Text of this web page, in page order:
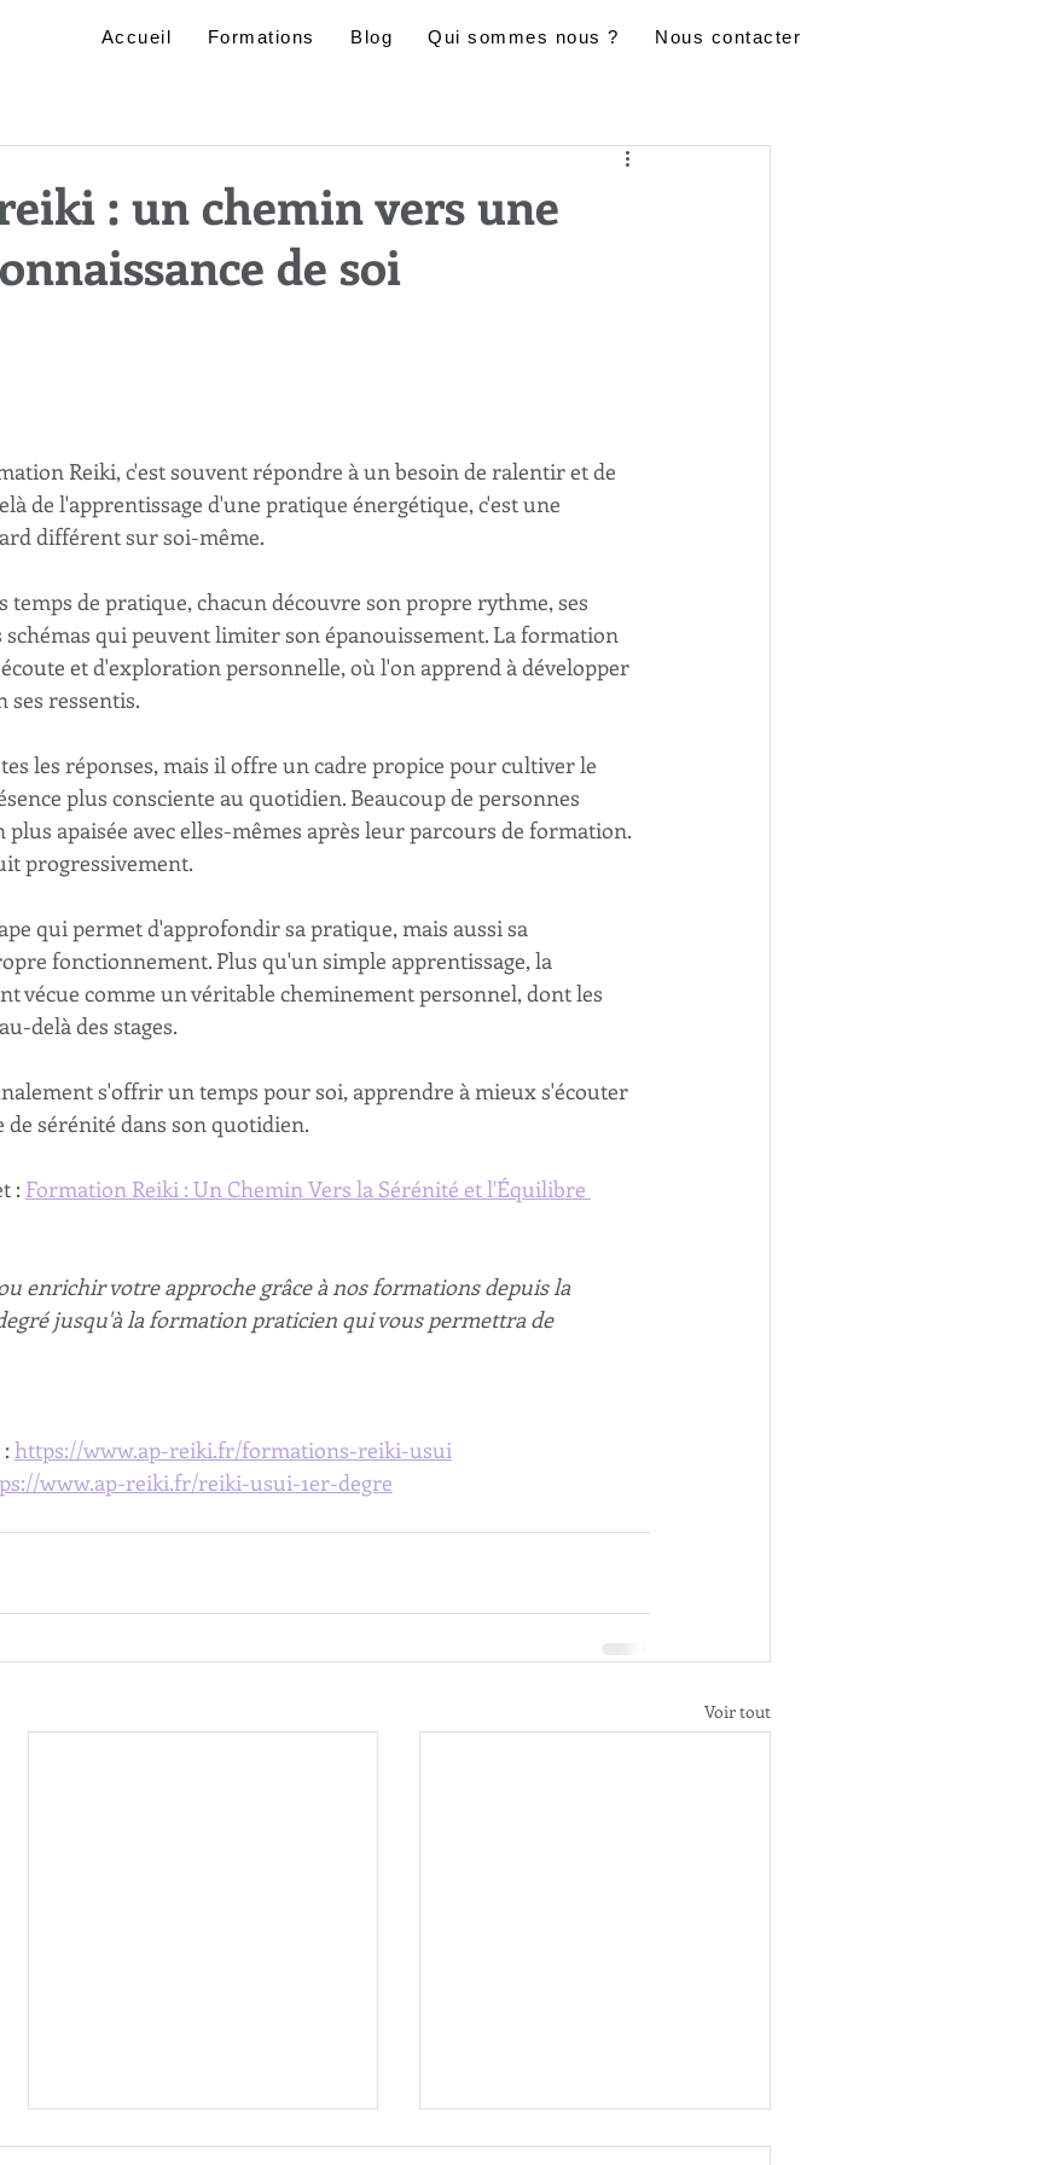
Accueil Formations Blog Qui sommes nous ? Nous contacter
: un chemin vers une
de soi
Reiki, c'est souvent répondre à un besoin de ralentir et de
de l'apprentissage d'une pratique énergétique, c'est une
différent sur soi-même.
temps de pratique, chacun découvre son propre rythme, ses
schémas qui peuvent limiter son épanouissement. La formation
et d'exploration personnelle, où l'on apprend à développer
ses ressentis.
les réponses, mais il offre un cadre propice pour cultiver le
plus consciente au quotidien. Beaucoup de personnes
apaisée avec elles-mêmes après leur parcours de formation.
progressivement.
qui permet d'approfondir sa pratique, mais aussi sa
fonctionnement. Plus qu'un simple apprentissage, la
vécue comme un véritable cheminement personnel, dont les
delà des stages.
s'offrir un temps pour soi, apprendre à mieux s'écouter
de sérénité dans son quotidien.
: Formation Reiki : Un Chemin Vers la Sérénité et l'Équilibre
enrichir votre approche grâce à nos formations depuis la
jusqu'à la formation praticien qui vous permettra de
https://www.ap-reiki.fr/formations-reiki-usui
www.ap-reiki.fr/reiki-usui-1er-degre
Voir tout